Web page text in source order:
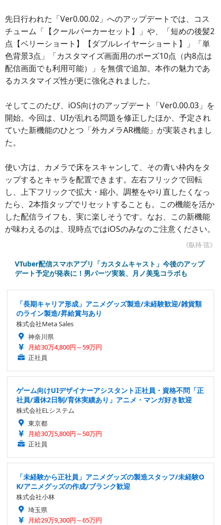
先日行われた「Ver0.00.02」へのアップデートでは、コス
チューム「【クールパーカーセット】」や、「短めの後髪2
点【ベリーショート】【ダブルレイヤーショート】」「単
色背景3点」「カスタマイズ画面用のポーズ10点（内8点は
配信画面でも利用可能）」を無償で追加。本作の魅力であ
るカスタマイズ性が更に強化されました。
そしてこのたび、iOS向けのアップデート「Ver0.00.03」を
開始。今回は、UIが乱れる問題を修正したほか、予定され
ていた新機能のひとつ「外カメラAR機能」が実装されまし
た。
使い方は、カメラで床をスキャンして、その青い枠内をタ
ップするとキャラを配置できます。左右フリックで回転
し、上下フリックで拡大・縮小。調整をやり直したくなっ
たら、2本指タップでリセットすることも。この機能を活か
した配信ライフも、実に楽しそうです。なお、この新機能
が味わえるのは、現時点ではiOSのみなのご注意ください。
《臥待 弦》
VTuber配信スマホアプリ「カスタムキャスト」今後のアップ
デート予定が発表に！男パーツ実装、月ノ美兎コラボも
「長期キャリア形成」アニメグッズ製造/未経験歓迎/雑貨類
のライン製造/昇給賞与あり
株式会社Meta Sales
神奈川県
月給30万4,800円～59万円
正社員
ゲーム向けUIデザイナーアシスタント正社員・資格不問「正
社員/週休2日制/育休実績あり」アニメ・マンガ好き歓迎
株式会社ELシステム
東京都
月給30万5,800円～50万円
正社員
「未経験から正社員」アニメグッズの製造スタッフ/未経験O
K/アニメグッズの作成/ブランク歓迎
株式会社小林
埼玉県
月給29万9,300円～65万円